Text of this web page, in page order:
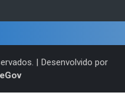
| Desenvolvido por